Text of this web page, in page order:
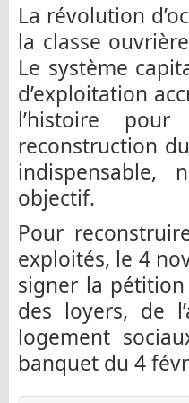
La révolution
la classe
Le système
d’exploitation
l’histoire
reconstruction
indispensable,
objectif.
Pour
exploités, le 4
signer la pétition
des loyers, de
logement
banquet du 4